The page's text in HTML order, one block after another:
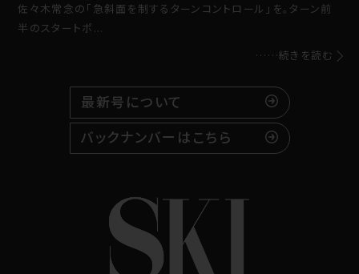
佐々木常念の「急斜面を制するターンコントロール」を。ターン前
半のスタートポ...
……続きを読む
最新号について
バックナンバーはこちら